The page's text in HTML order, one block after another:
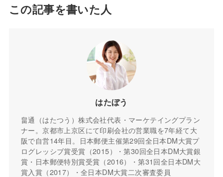
この記事を書いた人
はたぼう
畠通（はたつう）株式会社代表・マーケテイングプラン
ナー。京都市上京区にて印刷会社の営業職を7年経て大
阪で自営14年目。日本郵便主催第29回全日本DM大賞プ
ログレッシブ賞受賞（2015）・第30回全日本DM大賞銀
賞・日本郵便特別賞受賞（2016）・第31回全日本DM大
賞入賞（2017）・全日本DM大賞二次審査委員